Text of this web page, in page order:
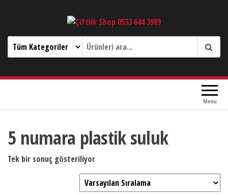
Çiftlik Shop 0533 644 3989
Menu
5 numara plastik suluk
Tek bir sonuç gösteriliyor